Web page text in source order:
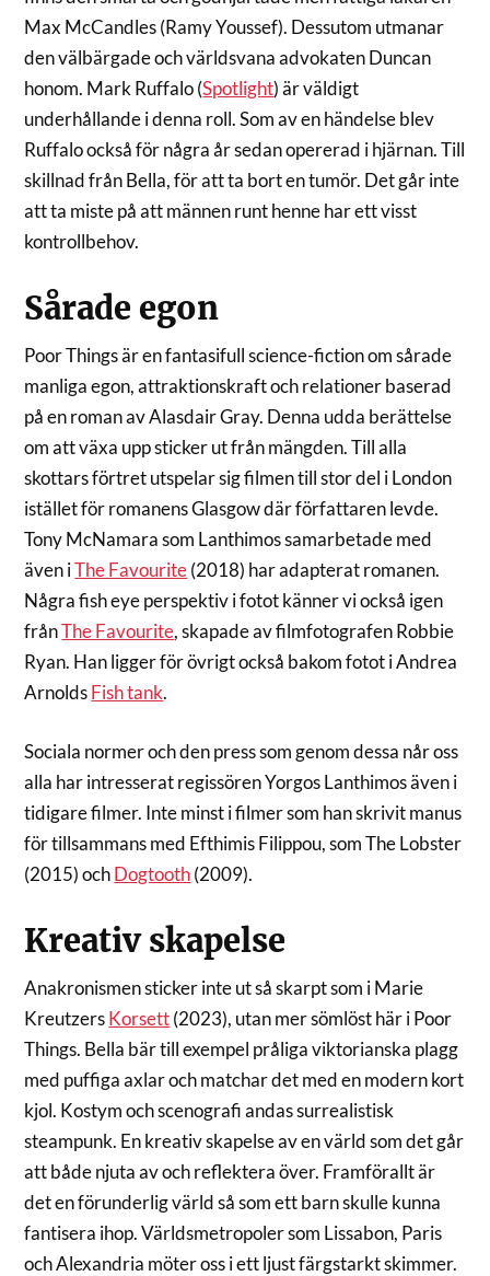
Max McCandles (Ramy Youssef). Dessutom utmanar
den välbärgade och världsvana advokaten Duncan
honom. Mark Ruffalo (Spotlight) är väldigt
underhållande i denna roll. Som av en händelse blev
Ruffalo också för några år sedan opererad i hjärnan. Till
skillnad från Bella, för att ta bort en tumör. Det går inte
att ta miste på att männen runt henne har ett visst
kontrollbehov.
Sårade egon
Poor Things är en fantasifull science-fiction om sårade
manliga egon, attraktionskraft och relationer baserad
på en roman av Alasdair Gray. Denna udda berättelse
om att växa upp sticker ut från mängden. Till alla
skottars förtret utspelar sig filmen till stor del i London
istället för romanens Glasgow där författaren levde.
Tony McNamara som Lanthimos samarbetade med
även iThe Favourite(2018) har adapterat romanen.
Några fish eye perspektiv i fotot känner vi också igen
frånThe Favourite, skapade av filmfotografen Robbie
Ryan. Han ligger för övrigt också bakom fotot i Andrea
ArnoldsFish tank.
Sociala normer och den press som genom dessa når oss
alla har intresserat regissören Yorgos Lanthimos även i
tidigare filmer. Inte minst i filmer som han skrivit manus
för tillsammans med Efthimis Filippou, som The Lobster
(2015) ochDogtooth(2009).
Kreativ skapelse
Anakronismen sticker inte ut så skarpt som i Marie
KreutzersKorsett(2023), utan mer sömlöst här i Poor
Things. Bella bär till exempel pråliga viktorianska plagg
med puffiga axlar och matchar det med en modern kort
kjol. Kostym och scenografi andas surrealistisk
steampunk. En kreativ skapelse av en värld som det går
att både njuta av och reflektera över. Framförallt är
det en förunderlig värld så som ett barn skulle kunna
fantisera ihop. Världsmetropoler som Lissabon, Paris
och Alexandria möter oss i ett ljust färgstarkt skimmer.